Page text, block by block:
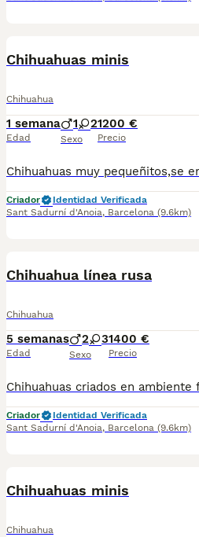
Chihuahuas minis
Chihuahua
1 semana
Edad
1 2
Sexo
1200 €
Precio
Criador
Identidad Verificada
Sant Sadurní d'Anoia, Barcelona (9.6km)
Chihuahua línea rusa
Chihuahua
5 semanas
Edad
2 3
Sexo
1400 €
Precio
Criador
Identidad Verificada
Sant Sadurní d'Anoia, Barcelona (9.6km)
Chihuahuas minis
Chihuahua